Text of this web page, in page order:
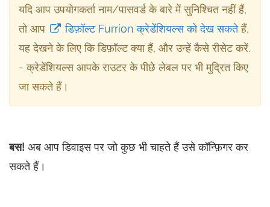
यदि आप उपयोगकर्ता नाम/पासवर्ड के बारे में सुनिश्चित नहीं हैं,
तो आप
डिफ़ॉल्ट Furrion क्रेडेंशियल्स को देख सकतेहैं,
यह देखने के लिए कि डिफ़ॉल्ट क्या हैं, और उन्हें कैसे रीसेट करें.
- क्रेडेंशियल्स आपके राउटर के पीछे लेबल पर भी मुद्रित किए
जा सकते हैं।
बस! अब आप डिवाइस पर जो कुछ भी चाहते हैं उसे कॉन्फ़िगर कर
सकते हैं।